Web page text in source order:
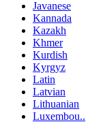
Javanese
Kannada
Kazakh
Khmer
Kurdish
Kyrgyz
Latin
Latvian
Lithuanian
Luxembou..